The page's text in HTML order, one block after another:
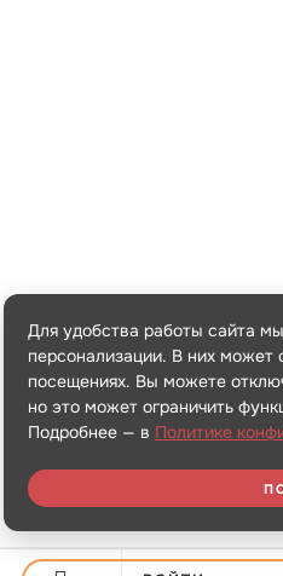
Для удобства работы сайта
персонализации. В них
посещениях. Вы можете
но это может ограничить
Подробнее — в Политике